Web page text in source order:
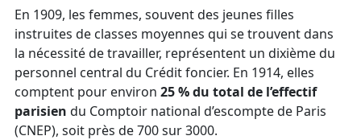
En 1909, les femmes, souvent des jeunes filles
instruites de classes moyennes qui se trouvent dans
la nécessité de travailler, représentent un dixième du
personnel central du Crédit foncier. En 1914, elles
comptent pour environ 25 % du total de l’effectif
parisien du Comptoir national d’escompte de Paris
(CNEP), soit près de 700 sur 3000.